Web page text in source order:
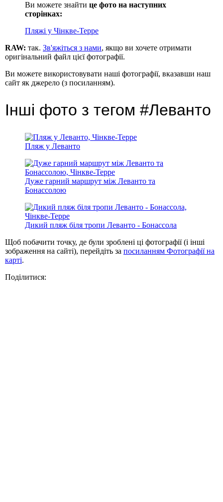
Ви можете знайти це фото на наступних
сторінках:
Пляжі у Чінкве-Терре
RAW: так. Зв'яжіться з нами, якщо ви хочете отримати
оригінальний файл цієї фотографії.
Ви можете використовувати наші фотографії, вказавши наш
сайт як джерело (з посиланням).
Інші фото з тегом #Леванто
Пляж у Леванто
Дуже гарний маршрут між Леванто та
Бонассолою
Дикий пляж біля тропи Леванто - Бонассола
Щоб побачити точку, де були зроблені ці фотографії (і інші
зображення на сайті), перейдіть за посиланням Фотографії на
карті.
Поділитися: